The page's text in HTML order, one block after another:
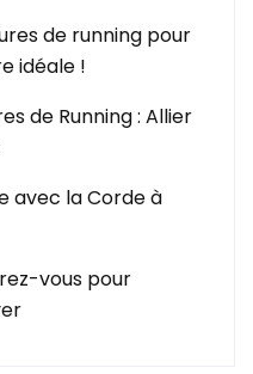
de running pour
idéale !
de Running : Allier
avec la Corde à
vous pour